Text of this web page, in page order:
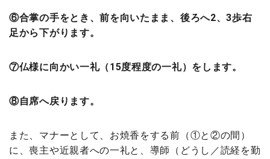
⑥合掌の手をとき、前を向いたまま、後ろへ2、3歩右
足から下がります。
⑦仏様に向かい一礼（15度程度の一礼）をします。
⑧自席へ戻ります。
また、マナーとして、お焼香をする前（①と②の間）
に、喪主や近親者への一礼と、導師（どうし／読経を勤